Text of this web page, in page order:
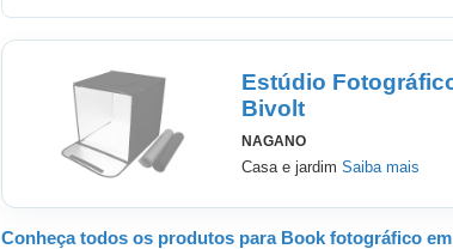
Estúdio
Bivolt
NAGANO
Casa e jardim Saiba mais
Conheça todos os produtos para Book fotográfico